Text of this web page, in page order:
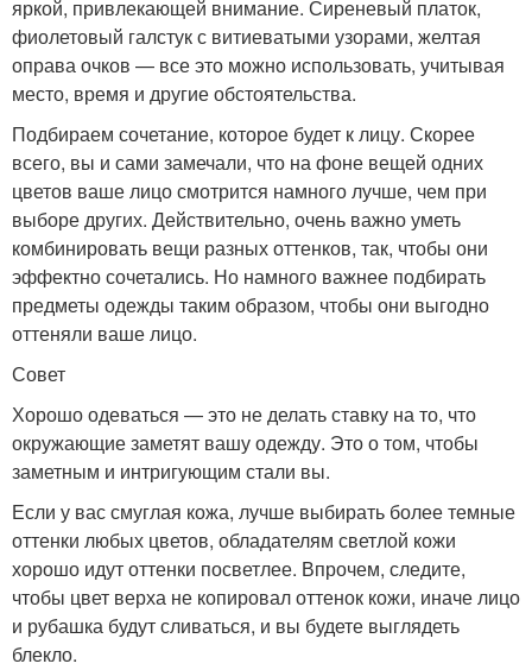
яркой, привлекающей внимание. Сиреневый платок,
фиолетовый галстук с витиеватыми узорами, желтая
оправа очков — все это можно использовать, учитывая
место, время и другие обстоятельства.
Подбираем сочетание, которое будет к лицу. Скорее
всего, вы и сами замечали, что на фоне вещей одних
цветов ваше лицо смотрится намного лучше, чем при
выборе других. Действительно, очень важно уметь
комбинировать вещи разных оттенков, так, чтобы они
эффектно сочетались. Но намного важнее подбирать
предметы одежды таким образом, чтобы они выгодно
оттеняли ваше лицо.
Совет
Хорошо одеваться — это не делать ставку на то, что
окружающие заметят вашу одежду. Это о том, чтобы
заметным и интригующим стали вы.
Если у вас смуглая кожа, лучше выбирать более темные
оттенки любых цветов, обладателям светлой кожи
хорошо идут оттенки посветлее. Впрочем, следите,
чтобы цвет верха не копировал оттенок кожи, иначе лицо
и рубашка будут сливаться, и вы будете выглядеть
блекло.